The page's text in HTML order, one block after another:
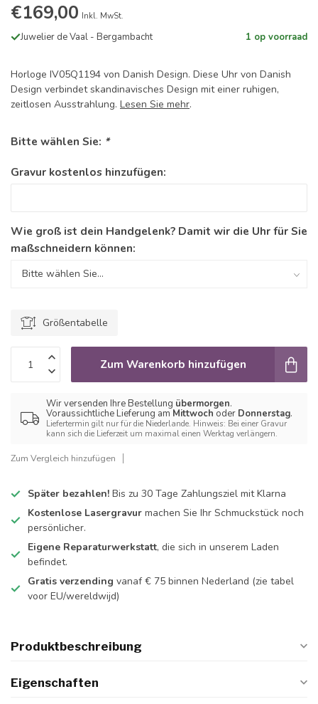
€169,00 Inkl. MwSt.
Juwelier de Vaal - Bergambacht 1 op voorraad
Horloge IV05Q1194 von Danish Design. Diese Uhr von Danish
Design verbindet skandinavisches Design mit einer ruhigen,
zeitlosen Ausstrahlung. Lesen Sie mehr.
Bitte wählen Sie: *
Gravur kostenlos hinzufügen:
Wie groß ist dein Handgelenk? Damit wir die Uhr für Sie
maßschneidern können:
Größentabelle
Zum Warenkorb hinzufügen
Wir versenden Ihre Bestellung übermorgen.
Voraussichtliche Lieferung am Mittwoch oder Donnerstag.
Liefertermin gilt nur für die Niederlande. Hinweis: Bei einer Gravur
kann sich die Lieferzeit um maximal einen Werktag verlängern.
Zum Vergleich hinzufügen
Später bezahlen! Bis zu 30 Tage Zahlungsziel mit Klarna
Kostenlose Lasergravur machen Sie Ihr Schmuckstück noch
persönlicher.
Eigene Reparaturwerkstatt, die sich in unserem Laden
befindet.
Gratis verzending vanaf € 75 binnen Nederland (zie tabel
voor EU/wereldwijd)
Produktbeschreibung
Eigenschaften